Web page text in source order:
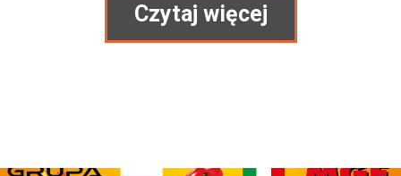
Czytaj więcej